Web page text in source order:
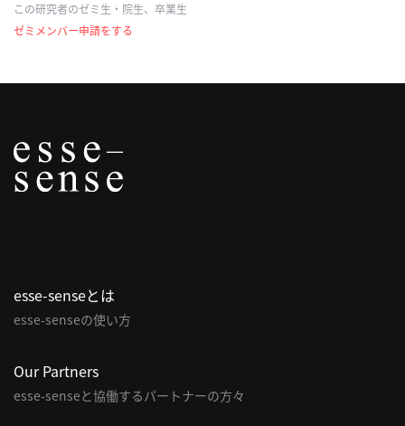
この研究者のゼミ生・院生、卒業生
ゼミメンバー申請をする
esse-senseとは
esse-senseの使い方
Our Partners
esse-senseと協働するパートナーの方々